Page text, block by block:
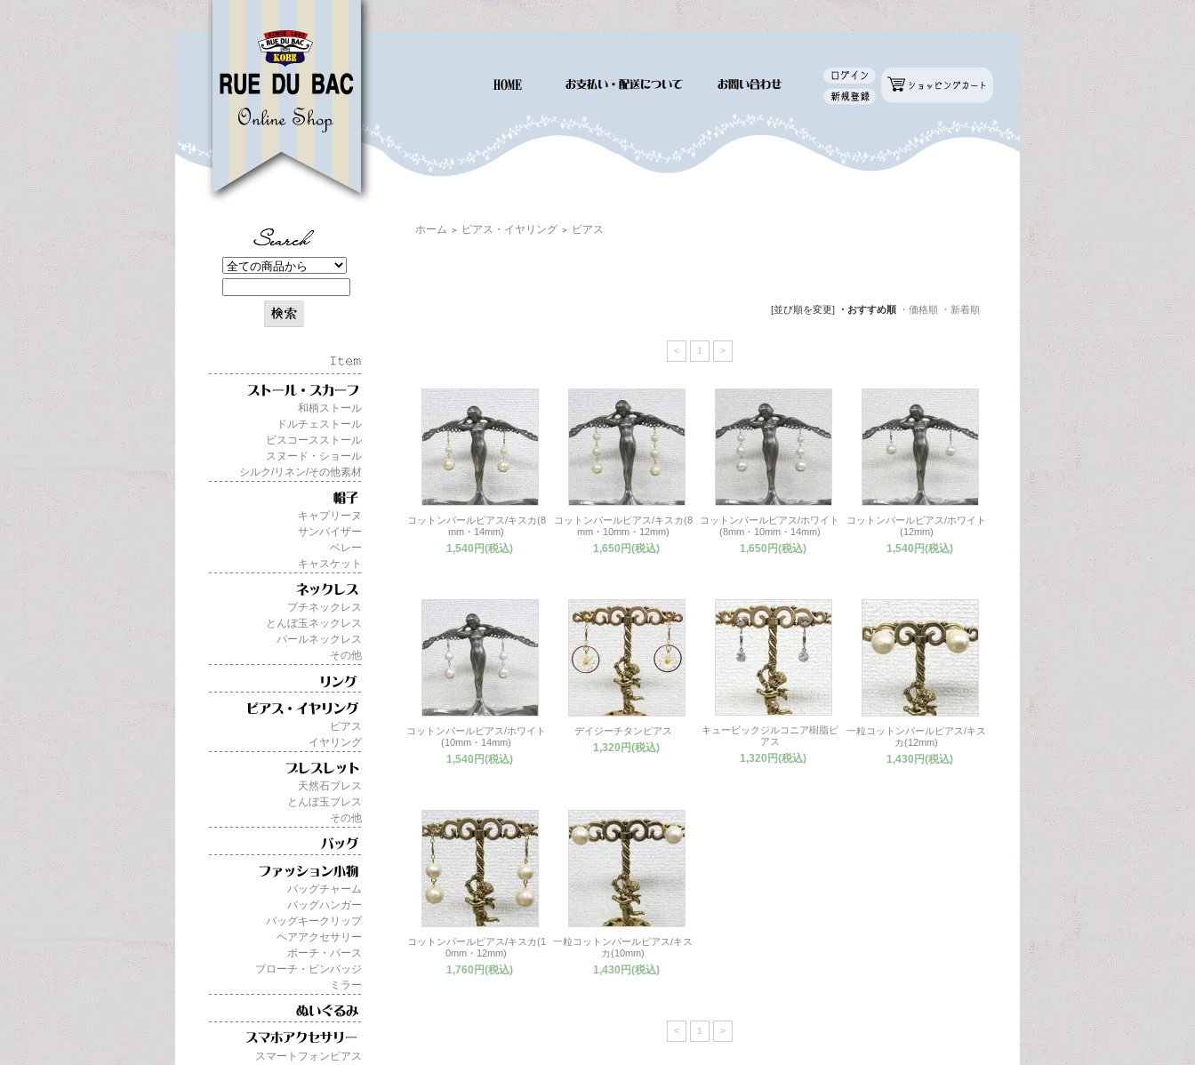
和柄ストール
ドルチェストール
ビスコースストール
スヌード・ショール
シルク/リネン/その他素材
キャプリーヌ
サンバイザー
ベレー
キャスケット
プチネックレス
とんぼ玉ネックレス
パールネックレス
その他
ピアス
イヤリング
天然石ブレス
とんぼ玉ブレス
その他
バッグチャーム
バッグハンガー
バッグキークリップ
ヘアアクセサリー
ポーチ・パース
ブローチ・ピンバッジ
ミラー
スマートフォンピアス
ホーム ＞ ピアス・イヤリング ＞ ピアス
[並び順を変更] ・おすすめ順 ・価格順 ・新着順
< 1 >
コットンパールピアス/キスカ(8
mm・14mm)
1,540円(税込)
コットンパールピアス/キスカ(8
mm・10mm・12mm)
1,650円(税込)
コットンパールピアス/ホワイト
(8mm・10mm・14mm)
1,650円(税込)
コットンパールピアス/ホワイト
(12mm)
1,540円(税込)
コットンパールピアス/ホワイト
(10mm・14mm)
1,540円(税込)
デイジーチタンピアス
1,320円(税込)
キュービックジルコニア樹脂ピ
アス
1,320円(税込)
一粒コットンパールピアス/キス
カ(12mm)
1,430円(税込)
コットンパールピアス/キスカ(1
0mm・12mm)
1,760円(税込)
一粒コットンパールピアス/キス
カ(10mm)
1,430円(税込)
< 1 >